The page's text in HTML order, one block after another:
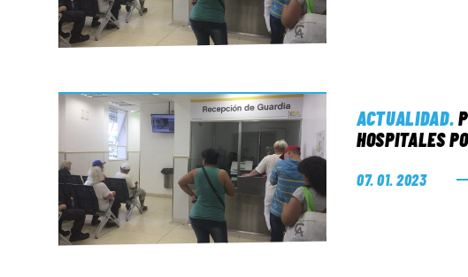
ACTUALIDAD.
HOSPITALES
07. 01. 2023